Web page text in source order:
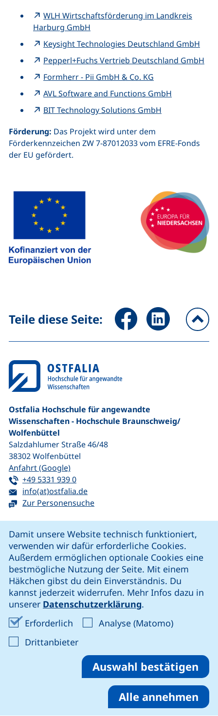
Damit unsere Website technisch funktioniert,
verwenden wir dafür erforderliche Cookies.
Außerdem ermöglichen optionale Cookies eine
bestmögliche Nutzung der Seite. Mit einem
Häkchen gibst du dein Einverständnis. Du
kannst jederzeit widerrufen. Mehr Infos dazu in
unserer Datenschutzerklärung.
Erforderlich Erforderliche Cookies akzeptieren
Analyse (Matomo)Analyse-
Drittanbieter: Cookies von Drittanbieter
Auswahl bestätigen
Alle annehmen
WLH Wirtschaftsförderung im Landkreis
Harburg GmbH
Keysight Technologies Deutschland GmbH
Pepperl+Fuchs Vertrieb Deutschland GmbH
Formherr - Pii GmbH & Co. KG
AVL Software and Functions GmbH
BIT Technology Solutions GmbH
Förderung: Das Projekt wird unter dem
Förderkennzeichen ZW 7-87012033 vom EFRE-Fonds
der EU gefördert.
Teile diese Seite: Seite über Facebook teilen
Seite über
Ostfalia Hochschule für angewandte
Wissenschaften - Hochschule Braunschweig/​
Wolfenbüttel
Salzdahlumer Straße 46/48
38302Wolfenbüttel
Anfahrt (Google)(externer Link, öffnet neues Fenster)
Tel:
+49 5331 939 0(startet einen Telefonanruf, wenn Ihr
E-Mail:
info(at)ostfalia.de(öffnet Ihr E-Mail-Programm)
Zur Personensuche
unsere Facebook-Seite (externer Link, öffnet neues
unsere LinkedIn-Seite (externer Link, öffnet
unsere Instagram-Seite (externer Link,
unsere YouTube-Seite (externer
Cookie-Einstellungen
Impressum
Datenschutz
Erklärung zur Barrierefreiheit